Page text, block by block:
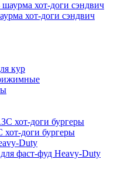
хот-доги сэндвич
кур
доги бургеры
Duty
фаст-фуд Heavy-Duty